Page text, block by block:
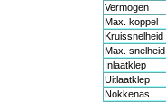
Vermogen
Max. koppel
Kruissnelheid
Max. snelheid
Inlaatklep
Uitlaatklep
Nokkenas